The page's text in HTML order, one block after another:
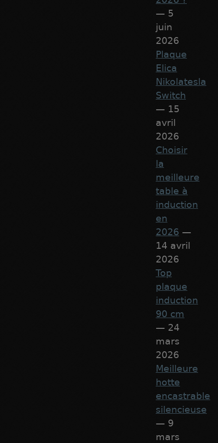
— 5
juin
2026
Plaque
Elica
Nikolatesla
Switch
— 15
avril
2026
Choisir
la
meilleure
table à
induction
en
2026 —
14 avril
2026
Top
plaque
induction
90 cm
— 24
mars
2026
Meilleure
hotte
encastrable
silencieuse
— 9
mars